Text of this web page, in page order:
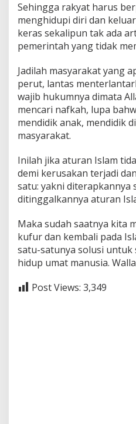
Sehingga rakyat harus
menghidupi diri dan
keras sekalipun tak ada
pemerintah yang tidak
Jadilah masyarakat yang
perut, lantas
wajib hukumnya dimata
mencari nafkah, lupa
mendidik anak, mendidik
masyarakat.
Inilah jika aturan Islam
demi kerusakan terjadi
satu: yakni diterapkannya
ditinggalkannya aturan
Maka sudah saatnya kita
kufur dan kembali pada
satu-satunya solusi untuk
hidup umat manusia.
Post Views: 3,349